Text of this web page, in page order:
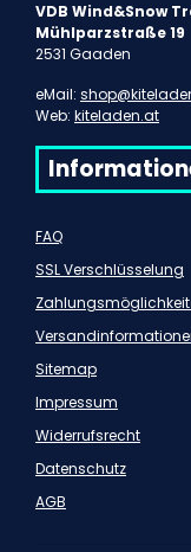
VDB Wind&Snow
Mühlparzstraße 19
2531 Gaaden
eMail:
Web: kiteladen.at
FAQ
SSL Verschlüsselung
Sitemap
Impressum
Widerrufsrecht
Datenschutz
AGB